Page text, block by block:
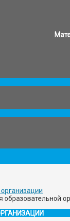
образовательной